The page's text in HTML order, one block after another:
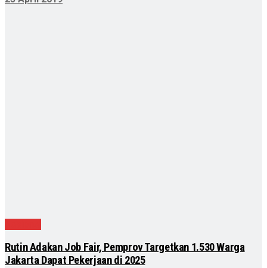
Rutin Adakan Job Fair, Pemprov Targetkan 1.530 Warga
Jakarta Dapat Pekerjaan di 2025